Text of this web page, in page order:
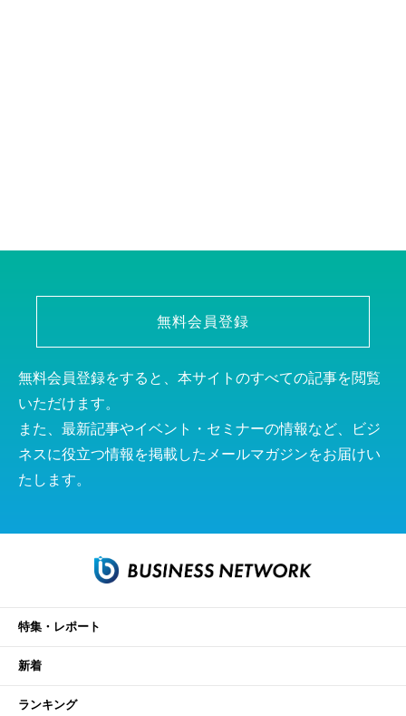
無料会員登録
無料会員登録をすると、本サイトのすべての記事を閲覧
いただけます。
また、最新記事やイベント・セミナーの情報など、ビジ
ネスに役立つ情報を掲載したメールマガジンをお届けい
たします。
特集・レポート
新着
ランキング